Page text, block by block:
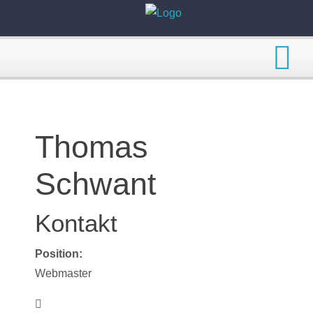
Thomas
Schwant
Kontakt
Position:
Webmaster